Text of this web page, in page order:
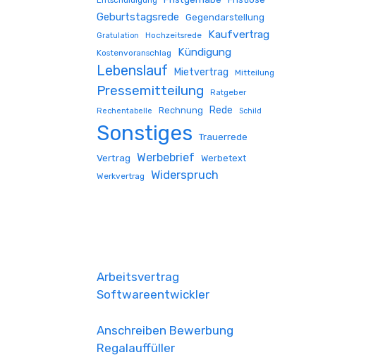
Geburtstagsrede Gegendarstellung
Gratulation Hochzeitsrede Kaufvertrag
Kostenvoranschlag Kündigung
Lebenslauf Mietvertrag Mitteilung
Pressemitteilung Ratgeber
Rechentabelle Rechnung Rede Schild
Sonstiges
Trauerrede
Vertrag
Werbebrief Werbetext
Werkvertrag Widerspruch
Arbeitsvertrag
Softwareentwickler
Anschreiben Bewerbung
Regalauffüller